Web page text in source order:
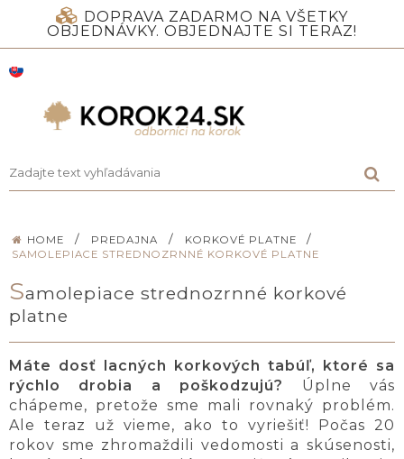
DOPRAVA ZADARMO NA VŠETKY
OBJEDNÁVKY. OBJEDNAJTE SI TERAZ!
HOME / PREDAJNA / KORKOVÉ PLATNE /
SAMOLEPIACE STREDNOZRNNÉ KORKOVÉ PLATNE
Samolepiace strednozrnné korkové
platne
Máte dosť lacných korkových tabúľ, ktoré sa
rýchlo drobia a poškodzujú?
Úplne vás
chápeme, pretože sme mali rovnaký problém.
Ale teraz už vieme, ako to vyriešiť! Počas 20
rokov sme zhromaždili vedomosti a skúsenosti,